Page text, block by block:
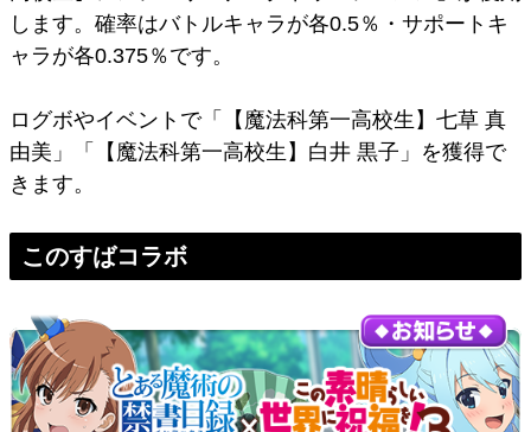
します。確率はバトルキャラが各0.5％・サポートキ
ャラが各0.375％です。
ログボやイベントで「【魔法科第一高校生】七草 真
由美」「【魔法科第一高校生】白井 黒子」を獲得で
きます。
このすばコラボ